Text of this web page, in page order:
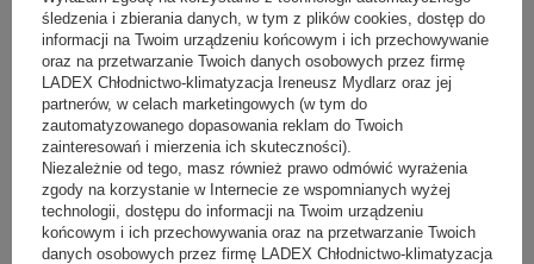
Sprawdzenie wydajności i zużycia energii
Profesjonalny serwis obejmuje również pomiar wydajności
chłodzenia oraz analizę zużycia energii. Nadmierny pobór prądu
często wskazuje na zabrudzenie wymienników lub nieprawidłową
pracę sprężarki.
Warto pamiętać, że prawidłowe działanie systemu zaczyna się już
na etapie instalacji.Niewłaściwy montaż klimatyzatoramoże
powodować nierównomierne rozprowadzanie powietrza i
przyspieszone zużycie podzespołów.Dlatego przeglądy powinny
obejmować także ocenę poprawności wcześniejszych prac
montażowych.
śledzenia i zbierania danych, w tym z plików cookies, dostęp do
informacji na Twoim urządzeniu końcowym i ich przechowywanie
oraz na przetwarzanie Twoich danych osobowych przez firmę
LADEX Chłodnictwo-klimatyzacja Ireneusz Mydlarz oraz jej
partnerów, w celach marketingowych (w tym do
zautomatyzowanego dopasowania reklam do Twoich
zainteresowań i mierzenia ich skuteczności).
Niezależnie od tego, masz również prawo odmówić wyrażenia
zgody na korzystanie w Internecie ze wspomnianych wyżej
technologii, dostępu do informacji na Twoim urządzeniu
końcowym i ich przechowywania oraz na przetwarzanie Twoich
danych osobowych przez firmę LADEX Chłodnictwo-klimatyzacja